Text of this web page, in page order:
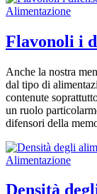
Alimentazione
Flavonoli i
Anche la nostra
dal tipo di
contenute
un ruolo
difensori della
Alimentazione
Densità